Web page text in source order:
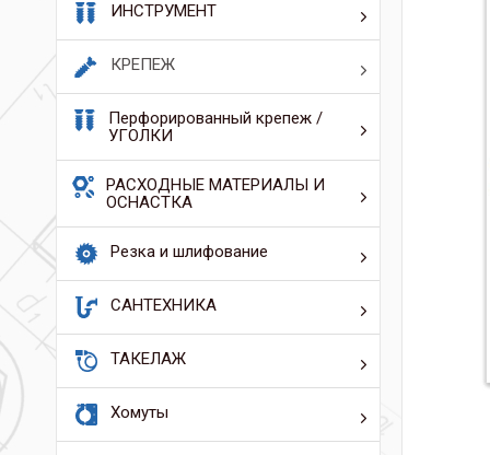
ИНСТРУМЕНТ
КРЕПЕЖ
Перфорированный крепеж /
УГОЛКИ
РАСХОДНЫЕ МАТЕРИАЛЫ И
ОСНАСТКА
Резка и шлифование
САНТЕХНИКА
ТАКЕЛАЖ
Хомуты